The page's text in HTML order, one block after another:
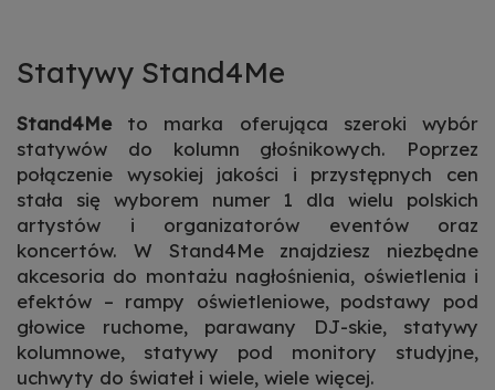
Statywy Stand4Me
Stand4Me to marka oferująca szeroki wybór
statywów do kolumn głośnikowych. Poprzez
połączenie wysokiej jakości i przystępnych cen
stała się wyborem numer 1 dla wielu polskich
artystów i organizatorów eventów oraz
koncertów. W Stand4Me znajdziesz niezbędne
akcesoria do montażu nagłośnienia, oświetlenia i
efektów – rampy oświetleniowe, podstawy pod
głowice ruchome, parawany DJ-skie, statywy
kolumnowe, statywy pod monitory studyjne,
uchwyty do świateł i wiele, wiele więcej.